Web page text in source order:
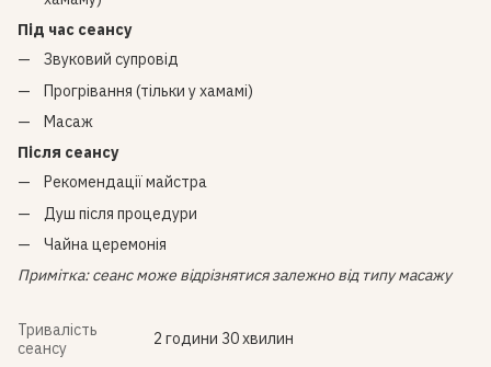
Під час сеансу
Звуковий супровід
Прогрівання (тільки у хамамі)
Масаж
Після сеансу
Рекомендації майстра
Душ після процедури
Чайна церемонія
Примітка: сеанс може відрізнятися залежно від типу масажу
Тривалість
сеансу
2 години 30 хвилин